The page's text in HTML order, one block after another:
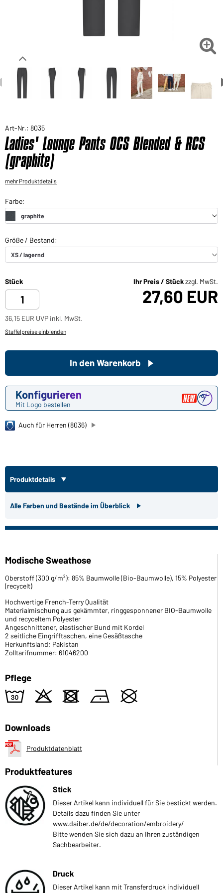
Sie möchten gerne für Ihren privaten Bedarf
Hier geht's zu unserem Endkundenshop 
Art-Nr.: 8035
Ladies' Lounge Pants OCS Blended & RCS
(graphite)
mehr Produktdetails
Stück Ihr Preis / Stückzzgl. MwSt.
27,60 EUR
36,15 EUR UVP inkl. MwSt.
Staffelpreise einblenden
Konfigurieren
Mit Logo bestellen
In den Warenkorb
Auch für Herren (8036)
Produktdetails
Alle Farben und Bestände im Überblick
Modische Sweathose
Oberstoff (300 g/m²): 85% Baumwolle (Bio-Baumwolle), 15% Polyester
(recycelt)
Hochwertige French-Terry Qualität
Materialmischung aus gekämmter, ringgesponnener BIO-Baumwolle
und recyceltem Polyester
Angeschnittener, elastischer Bund mit Kordel
2 seitliche Eingrifftaschen, eine Gesäßtasche
Herkunftsland: Pakistan
Zolltarifnummer: 61046200
Pflege
w o d n U
Downloads
Produktdatenblatt
Produktfeatures
Stick
Dieser Artikel kann individuell für Sie bestickt werden.
Details dazu finden Sie unter
www.daiber.de/de/decoration/embroidery/
Bitte wenden Sie sich dazu an Ihren zuständigen
Sachbearbeiter.
Druck
Dieser Artikel kann mit Transferdruck individuell